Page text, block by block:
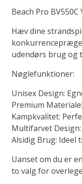
Beach Pro
Hæv dine
udendørs brug og
Nøglefunktioner:
Unisex Design:
Premium Materiale:
Kampkvalitet:
Multifarvet Design:
Alsidig Brug: Ideel
Uanset om du er
to valg for